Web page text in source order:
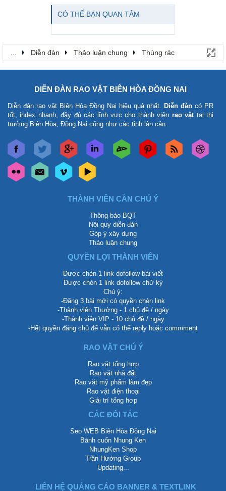
CÓ THỂ BẠN QUAN TÂM
Diễn đàn Thảo luận chung Thùng rác
DIỄN ĐÀN RAO VẶT BIÊN HÒA ĐỒNG NAI
Diễn đàn rao vặt Biên Hòa Đồng Nai hiệu quả nhất. Diễn đàn có PR
tốt, index nhanh, đầy đủ các lĩnh vực cho thành viên rao vặt tại thị
trường Biên Hòa, Đồng Nai cũng như các tỉnh lân cận.
THÀNH VIÊN CẦN CHÚ Ý
Thông báo BQT
Nội quy diễn đàn
Góp ý xây dựng
Thảo luận chung
QUYỀN LỢI THÀNH VIÊN
Được chèn 1 link dofollow bài viết
Được chèn 1 link dofollow chữ ký
Chú ý:
-Đăng 3 bài mới có quyền chèn link
-Thành viên Thường - 1 chủ đề / ngày
-Thành viên VIP - 10 chủ đề / ngày
-Hết quyền đăng chủ để vẫn có thể reply hoặc commment
RAO VẶT CHÚ Ý
Rao vặt tổng hợp
Rao vặt nhà đất
Rao vặt mỹ phẩm làm đẹp
Rao vặt điện thoại
Giải trí tổng hợp
CÁC ĐỐI TÁC
Seo WEB Biên Hòa Đồng Nai
Bánh cuốn Nhung Ken
NhungKen Shop
Trần Hướng Group
Updating...
LIÊN HỆ QUẢNG CÁO BANNER & TEXTLINK